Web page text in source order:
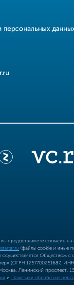
персональных
, вы предоставляете согласие
(файлы cookie и иные
осуществляется Обществом с
(ОГРН 1257700251687,
Ленинский проспект,
и Политики обработки